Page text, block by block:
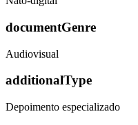
documentGenre
Audiovisual
additionalType
Depoimento especializado